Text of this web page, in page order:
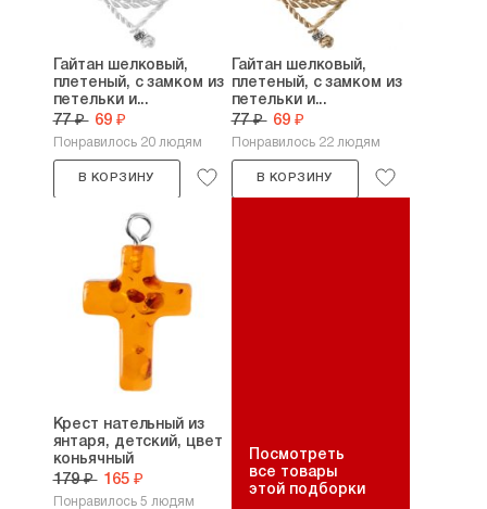
Гайтан шелковый,
плетеный, с замком из
петельки и...
77 ₽ 69 ₽
Понравилось 20 людям
В КОРЗИНУ
Гайтан шелковый,
плетеный, с замком из
петельки и...
77 ₽ 69 ₽
Понравилось 22 людям
В КОРЗИНУ
Крест нательный из
янтаря, детский, цвет
коньячный
179 ₽ 165 ₽
Понравилось 5 людям
Посмотреть
все товары
этой подборки